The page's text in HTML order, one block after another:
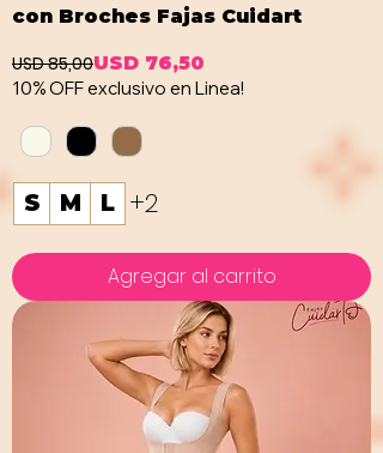
con Broches Fajas Cuidart
Precio
USD 85,00
Precio de oferta
USD 76,50
10% OFF exclusivo en Linea!
S M L +2
Agregar al carrito